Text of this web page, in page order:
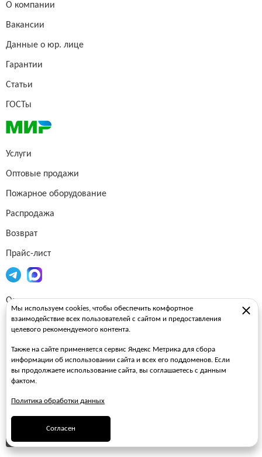
О компании
Вакансии
Данные о юр. лице
Гарантии
Статьи
ГОСТы
Услуги
Оптовые продажи
Пожарное оборудование
Распродажа
Возврат
Прайс-лист
Огнетушители
Пожарные рукава
Пожарные шкафы
FAQ
ЗАКАЗАТЬ ЗВОНОК
Мы используем cookies, чтобы обеспечить комфортное
взаимодействие всех пользователей с сайтом и предоставления
целевого рекомендуемого контента.
Также на сайте применяется сервис Яндекс Метрика для сбора
информации об использовании сайта и всех его поддоменов. Если
вы продолжаете использование сайта, вы соглашаетесь с данным
фактом.
Политика обработки данных
Согласен